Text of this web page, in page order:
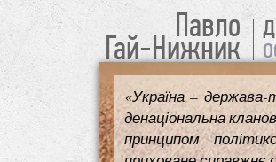
Павло
Гай-Нижник
«Україна –
денаціональна
принципом